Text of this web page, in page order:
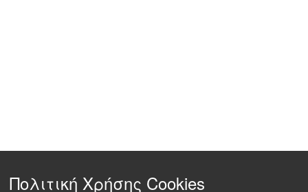
Πολιτική Χρήσης Cookies